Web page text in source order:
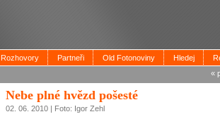
Rozhovory Partneři Old Fotonoviny Hledej
«
Nebe plné hvězd pošesté
02. 06. 2010 | Foto: Igor Zehl